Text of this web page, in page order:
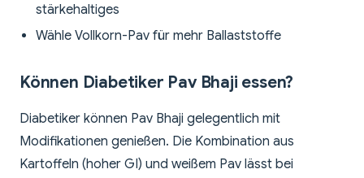
stärkehaltiges
Wähle Vollkorn-Pav für mehr Ballaststoffe
Können Diabetiker Pav Bhaji essen?
Diabetiker können Pav Bhaji gelegentlich mit
Modifikationen genießen. Die Kombination aus
Kartoffeln (hoher GI) und weißem Pav lässt bei